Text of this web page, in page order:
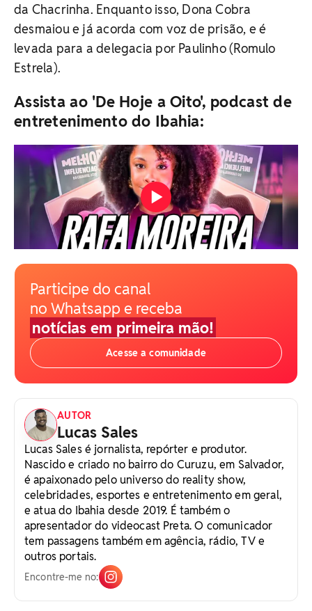
da Chacrinha. Enquanto isso, Dona Cobra
desmaiou e já acorda com voz de prisão, e é
levada para a delegacia por Paulinho (Romulo
Estrela).
Assista ao 'De Hoje a Oito', podcast de
entretenimento do Ibahia:
Participe do canal
no Whatsapp e receba
notícias em primeira mão!
Acesse a comunidade
AUTOR
Lucas Sales
Lucas Sales é jornalista, repórter e produtor.
Nascido e criado no bairro do Curuzu, em Salvador,
é apaixonado pelo universo do reality show,
celebridades, esportes e entretenimento em geral,
e atua do Ibahia desde 2019. É também o
apresentador do videocast Preta. O comunicador
tem passagens também em agência, rádio, TV e
outros portais.
Encontre-me no: